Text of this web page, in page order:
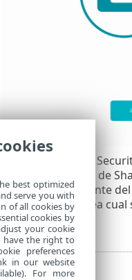
ESET Cloud Office
equipo y los sitios de
independientemente
está protegido, sea
posible.
best optimized
serve you with
of all cookies by
cookies by
your cookie
have the right to
preferences
in our website
For more